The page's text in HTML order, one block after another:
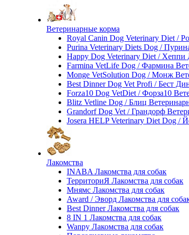
Ветеринарные корма
Royal Canin Dog Veterinary Diet /
Purina Veterinary Diets Dog /
Happy Dog Veterinary Diet / Хеппи
Farmina VetLife Dog / Фармина
Monge VetSolution Dog / Монж
Best Dinner Dog Vet Profi / Бест
Forza10 Dog VetDiet / Форза10
Blitz Vetline Dog / Блиц
Grandorf Dog Vet / Грандорф
Josera HELP Veterinary Diet Dog /
Лакомства
INABA Лакомства для собак
ТерриториЯ Лакомства для собак
Мнямс Лакомства для собак
Award / Эворд Лакомства для
Best Dinner Лакомства для собак
8 IN 1 Лакомства для собак
Wanpy Лакомства для собак